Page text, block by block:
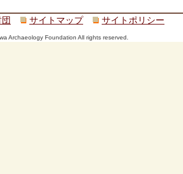
サイトマップ サイトポリシー
Archaeology Foundation All rights reserved.